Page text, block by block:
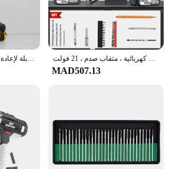
ديوالت DCD805 مثقاب كهربائي بدون فرشاة مفك كهربائي لاسلكي متعدد الوظائف مثقاب يدوي 20 فولت أداة كهربائية قابلة لإعادة الشحن مثقاب كهربائي لاسلكي قابل لإعادة الشحن ، مفك براغي ، بطارية ليثيوم ، منزلي ، متعدد الوظائف ، سرعتان ، أدوات كهربائية ، مثقاب صدم ، 21 فولت
MAD507.13